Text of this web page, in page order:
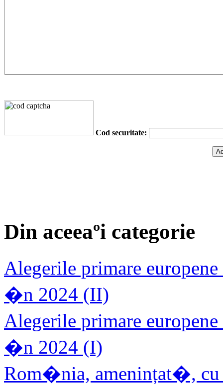
Cod securitate:
Din aceeaºi categorie
Alegerile primare
�n 2024 (II)
Alegerile primare
�n 2024 (I)
Rom�nia, amenințat�, cu